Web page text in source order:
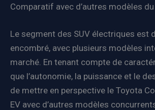
Comparatif avec d’autres modèles
Le segment des SUV électriques est
encombré, avec plusieurs modèles
marché. En tenant compte de
que l’autonomie, la puissance et le
de mettre en perspective le Toyota
EV avec d’autres modèles